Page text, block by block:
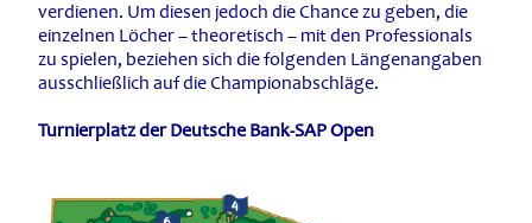
verdienen. Um diesen jedoch die Chance zu geben, die
einzelnen Löcher – theoretisch – mit den Professionals
zu spielen, beziehen sich die folgenden Längenangaben
ausschließlich auf die Championabschläge.
Turnierplatz der Deutsche Bank-SAP Open